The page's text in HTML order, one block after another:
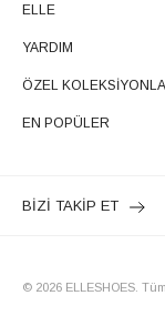
ELLE
YARDIM
ÖZEL
EN POPÜLER
BİZİ TAKİP ET
© 2026 ELLESHOES.